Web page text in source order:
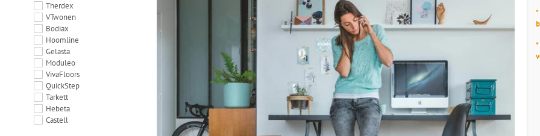
Therdex
VTwonen
Bodiax
Hoomline
Gelasta
Moduleo
VivaFloors
QuickStep
Tarkett
Hebeta
Castell